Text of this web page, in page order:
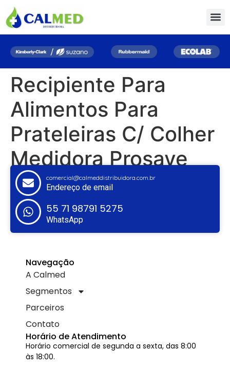
Recipiente Para
Alimentos Para
Prateleiras C/ Colher
Medidora Prosave
comercial@calmeddistribuidora.com.br
Endereço de email
55 71 98791 5275
WhatsApp
Navegação
A Calmed
Segmentos
Parceiros
Contato
Horário de Atendimento
Horário comercial de segunda a sexta, das 8:00
às 18:00.